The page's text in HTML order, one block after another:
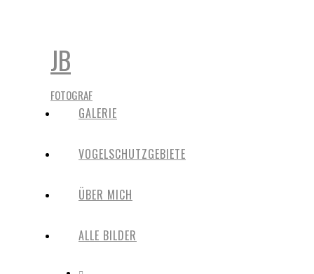
JB
FOTOGRAF
GALERIE
VOGELSCHUTZGEBIETE
ÜBER MICH
ALLE BILDER